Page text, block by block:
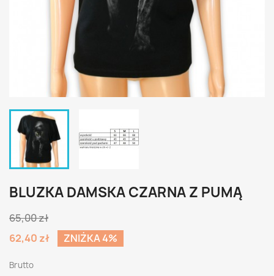
BLUZKA DAMSKA CZARNA Z PUMĄ
65,00 zł
62,40 zł
ZNIŻKA 4%
Brutto